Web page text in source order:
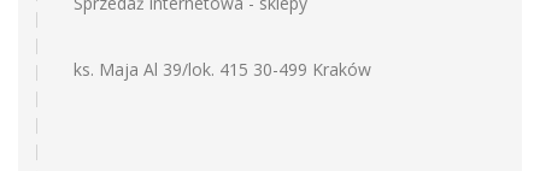
ks. Maja Al 39/lok. 415 30-499 Kraków